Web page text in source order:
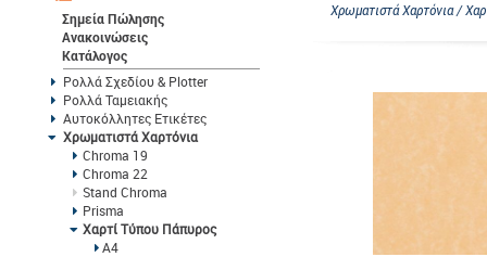
Σημεία Πώλησης
Ανακοινώσεις
Κατάλογος
Ρολλά Σχεδίου & Plotter
Ρολλά Ταμειακής
Αυτοκόλλητες Ετικέτες
Χρωματιστά Χαρτόνια
Chroma 19
Chroma 22
Stand Chroma
Prisma
Χαρτί Τύπου Πάπυρος
A4
Χρωματιστά Χαρτόνια /